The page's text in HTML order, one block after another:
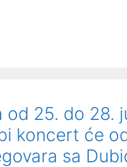
od 25. do 28.
koncert će
sa